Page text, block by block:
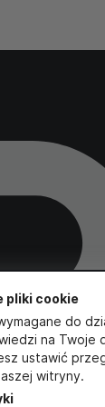
pliki cookie
do
na Twoje
ustawić
witryny.